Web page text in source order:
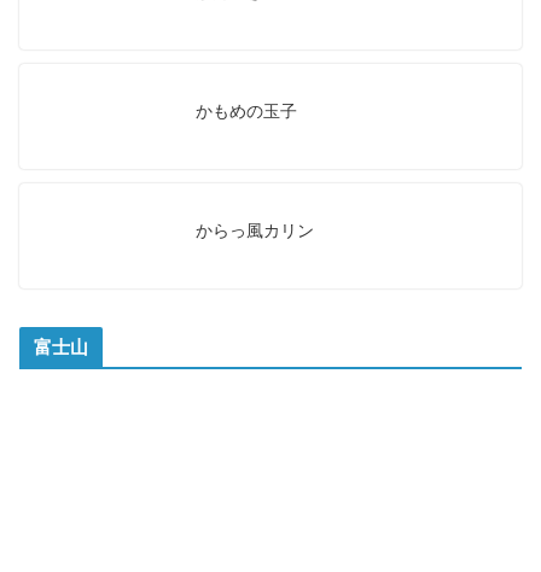
かもめの玉子
からっ風カリン
富士山